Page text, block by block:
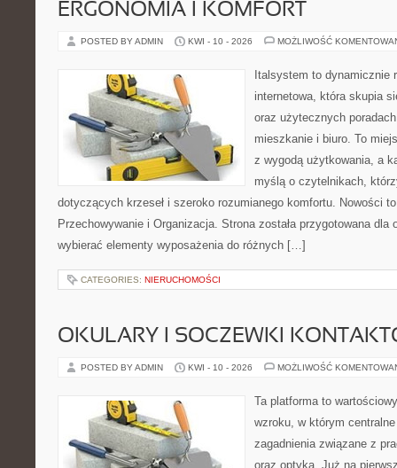
ERGONOMIA I KOMFORT
POSTED BY ADMIN KWI - 10 - 2026 MOŻLIWOŚĆ
Italsystem to dynamicznie
internetowa, która skupia
oraz użytecznych
mieszkanie i biuro. To
z wygodą użytkowania, a
myślą o czytelnikach,
dotyczących krzeseł i szeroko rozumianego komfortu. Nowości
Przechowywanie i Organizacja. Strona została przygotowana
wybierać elementy wyposażenia do różnych […]
CATEGORIES: NIERUCHOMOŚCI
OKULARY I SOCZEWKI
POSTED BY ADMIN KWI - 10 - 2026 MOŻLIWOŚĆ
Ta platforma to
wzroku, w którym
zagadnienia związane z
oraz optyka. Już na